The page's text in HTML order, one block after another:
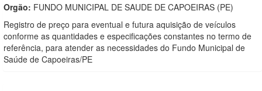
Orgão: FUNDO MUNICIPAL DE SAUDE DE CAPOEIRAS (PE)
Registro de preço para eventual e futura aquisição de veículos
conforme as quantidades e especificações constantes no termo de
referência, para atender as necessidades do Fundo Municipal de
Saúde de Capoeiras/PE